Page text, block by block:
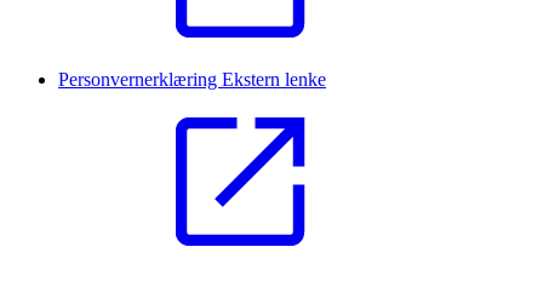
Personvernerklæring Ekstern lenke